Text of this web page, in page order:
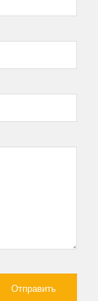
Ребята
нами все
все в
быстро
но сразу видно